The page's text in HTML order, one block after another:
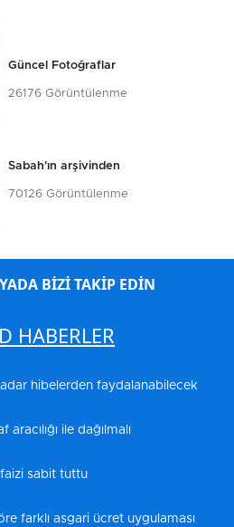
Güncel Fotoğraflar
26176 Görüntülenme
Sabah'ın arşivinden
70126 Görüntülenme
BİZİ TAKİP EDİN
HABERLER
hibelerden faydalanabilecek
aracılığı ile dağılmalı
sabit tuttu
farklı asgari ücret uygulaması